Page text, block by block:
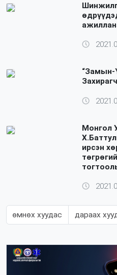
“Замын-
Монгол
ирсэн
өмнөх хуудас дараах